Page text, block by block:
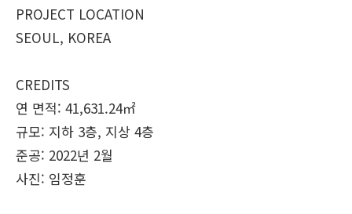
PROJECT LOCATION
SEOUL, KOREA
CREDITS
연 면적: 41,631.24㎡
규모: 지하 3층, 지상 4층
준공: 2022년 2월
사진: 임정훈